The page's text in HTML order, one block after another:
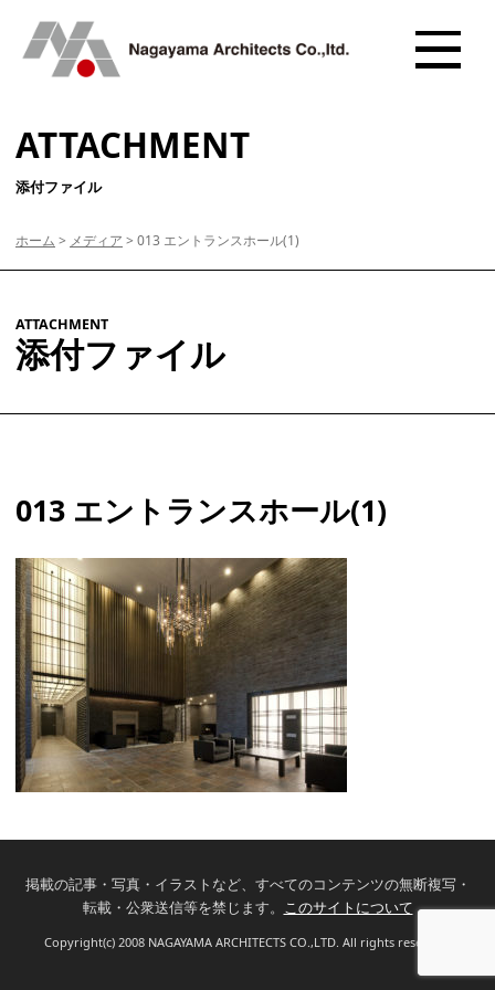
ATTACHMENT
添付ファイル
ホーム > メディア > 013 エントランスホール(1)
ATTACHMENT
添付ファイル
013 エントランスホール(1)
掲載の記事・写真・イラストなど、すべてのコンテンツの無断複写・
転載・公衆送信等を禁じます。 このサイトについて
Copyright(c) 2008 NAGAYAMA ARCHITECTS CO.,LTD. All rights reserved.